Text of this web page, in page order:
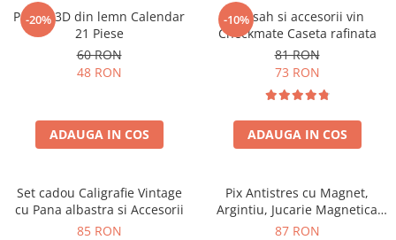
-20%
Puzzle 3D din lemn Calendar
21 Piese
60 RON
48 RON
ADAUGA IN COS
-10%
Set sah si accesorii vin
Checkmate Caseta rafinata
81 RON
73 RON
ADAUGA IN COS
Set cadou Caligrafie Vintage
cu Pana albastra si Accesorii
85 RON
Pix Antistres cu Magnet,
Argintiu, Jucarie Magnetica
pentru Birou
87 RON